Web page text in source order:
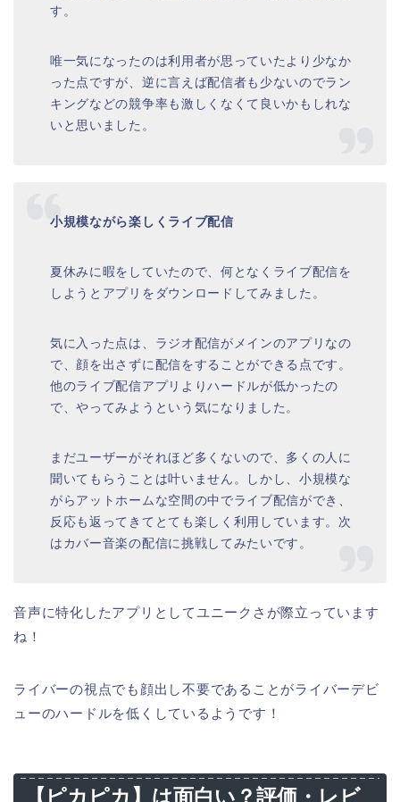
す。
唯一気になったのは利用者が思っていたより少なか
った点ですが、逆に言えば配信者も少ないのでラン
キングなどの競争率も激しくなくて良いかもしれな
いと思いました。
小規模ながら楽しくライブ配信
夏休みに暇をしていたので、何となくライブ配信を
しようとアプリをダウンロードしてみました。
気に入った点は、ラジオ配信がメインのアプリなの
で、顔を出さずに配信をすることができる点です。
他のライブ配信アプリよりハードルが低かったの
で、やってみようという気になりました。
まだユーザーがそれほど多くないので、多くの人に
聞いてもらうことは叶いません。しかし、小規模な
がらアットホームな空間の中でライブ配信ができ、
反応も返ってきてとても楽しく利用しています。次
はカバー音楽の配信に挑戦してみたいです。
音声に特化したアプリとしてユニークさが際立っています
ね！
ライバーの視点でも顔出し不要であることがライバーデビ
ューのハードルを低くしているようです！
【ピカピカ】は面白い？評価・レビ